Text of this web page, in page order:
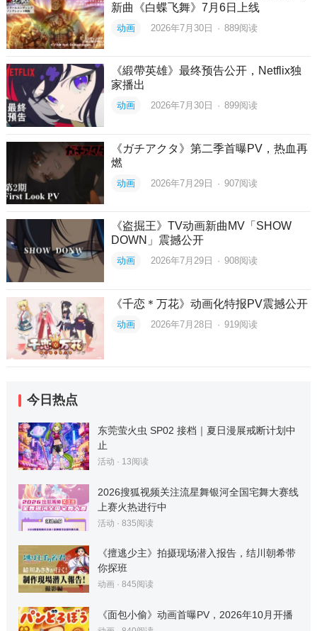
新曲《白蝶飞舞》7月6日上线
动画 2026年7月30日 · 889阅读
《緞帶英雄》最终预告公开，Netflix独
家播出
动画 2026年7月30日 · 899阅读
《ガチアクタ》第二季首曝PV，热血再
燃
动画 2026年7月29日 · 907阅读
《盗掘王》TV动画新曲MV「SHOW
DOWN」震撼公开
动画 2026年7月29日 · 908阅读
《千恋＊万花》动画化特报PV震撼公开
动画 2026年7月28日 · 919阅读
今日热点
东莞萤火虫 SP02 接档｜夏日漫展戒断计划中
止
活动 · 13阅读
2026搜狐视频关注流星舞银河全国宅舞大赛线
上赛火热进行中
活动 · 835阅读
《擅逃少主》拍摄现场潜入报告，结川朝希带
你探班
动画· 845阅读
《面包小偷》动画首曝PV，2026年10月开播